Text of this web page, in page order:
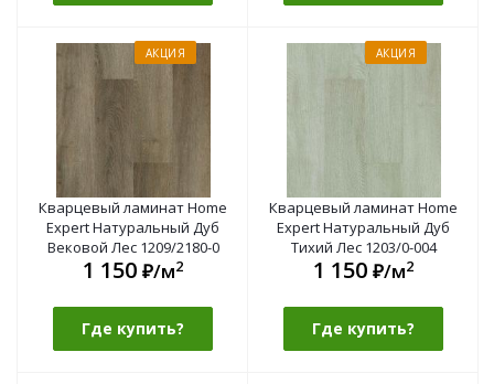
АКЦИЯ
Кварцевый ламинат Home
Expert Натуральный Дуб
Вековой Лес 1209/2180-0
1 150 ₽/м2
Где купить?
АКЦИЯ
Кварцевый ламинат Home
Expert Натуральный Дуб
Тихий Лес 1203/0-004
1 150 ₽/м2
Где купить?